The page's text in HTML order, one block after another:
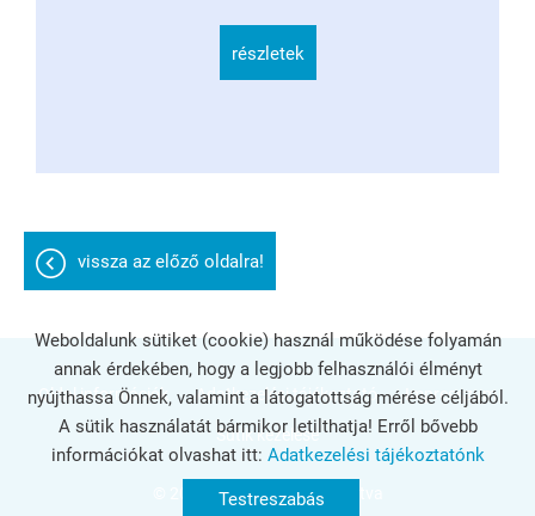
részletek
vissza az előző oldalra!
© 2026 - Minden jog fenntartva
Oldal információk Adatkezelési tájékoztató Impresszum
Sütik kezelése
Testreszabás
Weboldalunk sütiket (cookie) használ működése folyamán
annak érdekében, hogy a legjobb felhasználói élményt
nyújthassa Önnek, valamint a látogatottság mérése céljából.
A sütik használatát bármikor letilthatja! Erről bővebb
információkat olvashat itt: Adatkezelési tájékoztatónk